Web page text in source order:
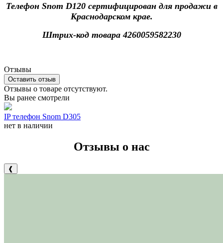
Телефон Snom D120 сертифицирован для продажи в
Краснодарском крае.
Штрих-код товара 4260059582230
Отзывы
Оставить отзыв
Отзывы о товаре отсутствуют.
Вы ранее смотрели
IP телефон Snom D305
нет в наличии
Отзывы о нас
❰